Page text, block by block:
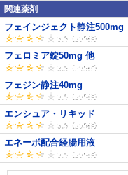
関連薬剤
フェインジェクト静注500mg
フェロミア錠50mg 他
フェジン静注40mg
エンシュア・リキッド
エネーボ配合経腸用液